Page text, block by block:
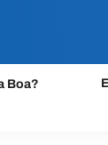
Boa?